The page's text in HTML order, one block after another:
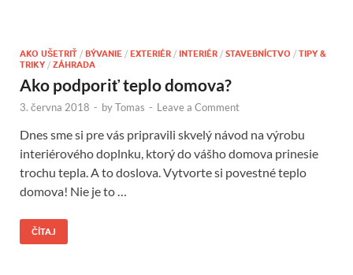
AKO UŠETRIŤ / BÝVANIE / EXTERIÉR / INTERIÉR / STAVEBNÍCTVO / TIPY &
TRIKY / ZÁHRADA
Ako podporiť teplo domova?
3. června 2018 - byTomas - Leave a Comment
Dnes sme si pre vás pripravili skvelý návod na výrobu
interiérového doplnku, ktorý do vášho domova prinesie
trochu tepla. A to doslova. Vytvorte si povestné teplo
domova! Nie je to …
ČÍTAJ